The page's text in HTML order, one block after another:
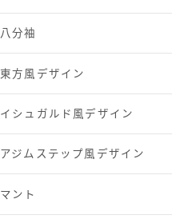
八分袖
東方風デザイン
イシュガルド風デザイン
アジムステップ風デザイン
マント